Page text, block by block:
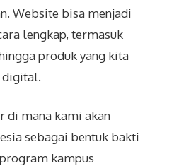
Website bisa menjadi
lengkap, termasuk
produk yang kita
digital.
di mana kami akan
sebagai bentuk bakti
kampus